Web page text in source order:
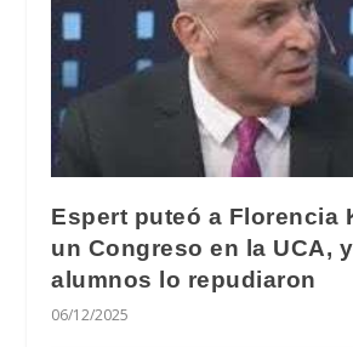
Espert puteó a Florencia
un Congreso en la UCA,
alumnos lo repudiaron
06/12/2025